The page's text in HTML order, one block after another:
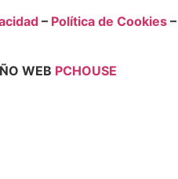
– Política de Cookies –
WEB PCHOUSE